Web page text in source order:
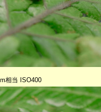
相当 ISO400